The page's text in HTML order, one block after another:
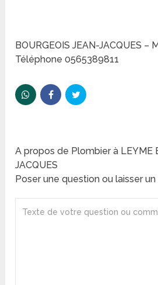
BOURGEOIS JEAN-JACQUES –
Téléphone 0565389811
A propos de Plombier à LEYME
JACQUES
Poser une question ou laisser